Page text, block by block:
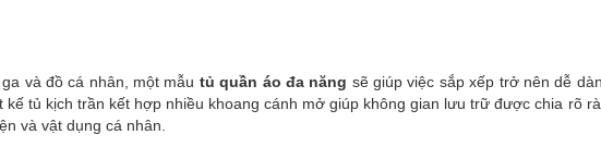
và đồ cá nhân, một mẫu tủ quần áo đa năng sẽ giúp việc sắp xếp trở nên dễ
tủ kịch trần kết hợp nhiều khoang cánh mở giúp không gian lưu trữ được chia rõ
và vật dụng cá nhân.